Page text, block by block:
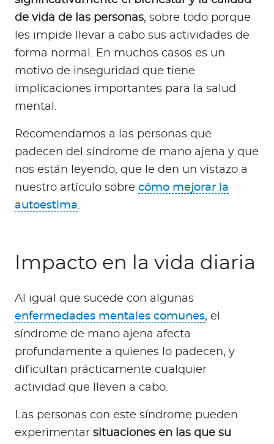
de vida de las personas, sobre todo porque
les impide llevar a cabo sus actividades de
forma normal. En muchos casos es un
motivo de inseguridad que tiene
implicaciones importantes para la salud
mental.
Recomendamos a las personas que
padecen del síndrome de mano ajena y que
nos están leyendo, que le den un vistazo a
nuestro artículo sobre cómo mejorar la
autoestima.
Impacto en la vida diaria
Al igual que sucede con algunas
enfermedades mentales comunes, el
síndrome de mano ajena afecta
profundamente a quienes lo padecen, y
dificultan prácticamente cualquier
actividad que lleven a cabo.
Las personas con este síndrome pueden
experimentar situaciones en las que su